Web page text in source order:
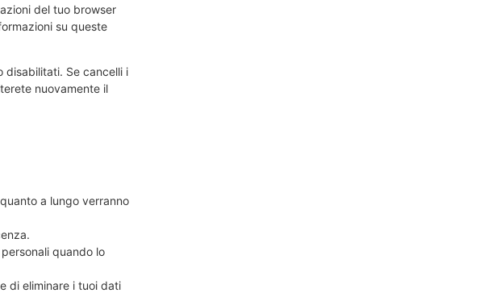
del tuo browser
su queste
disabilitati. Se cancelli i
nuovamente il
a lungo verranno
quando lo
di eliminare i tuoi dati